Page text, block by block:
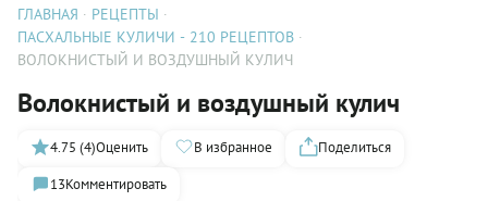
ГЛАВНАЯ
РЕЦЕПТЫ
ПАСХАЛЬНЫЕ КУЛИЧИ - 210 РЕЦЕПТОВ
ВОЛОКНИСТЫЙ И ВОЗДУШНЫЙ КУЛИЧ
Волокнистый и воздушный кулич
4.75 (4)Оценить В избранное
Поделиться
13Комментировать